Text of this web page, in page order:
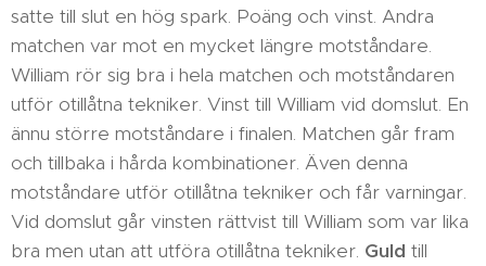
satte till slut en hög spark. Poäng och vinst. Andra
matchen var mot en mycket längre motståndare.
William rör sig bra i hela matchen och motståndaren
utför otillåtna tekniker. Vinst till William vid domslut. En
ännu större motståndare i finalen. Matchen går fram
och tillbaka i hårda kombinationer. Även denna
motståndare utför otillåtna tekniker och får varningar.
Vid domslut går vinsten rättvist till William som var lika
bra men utan att utföra otillåtna tekniker. Guld till